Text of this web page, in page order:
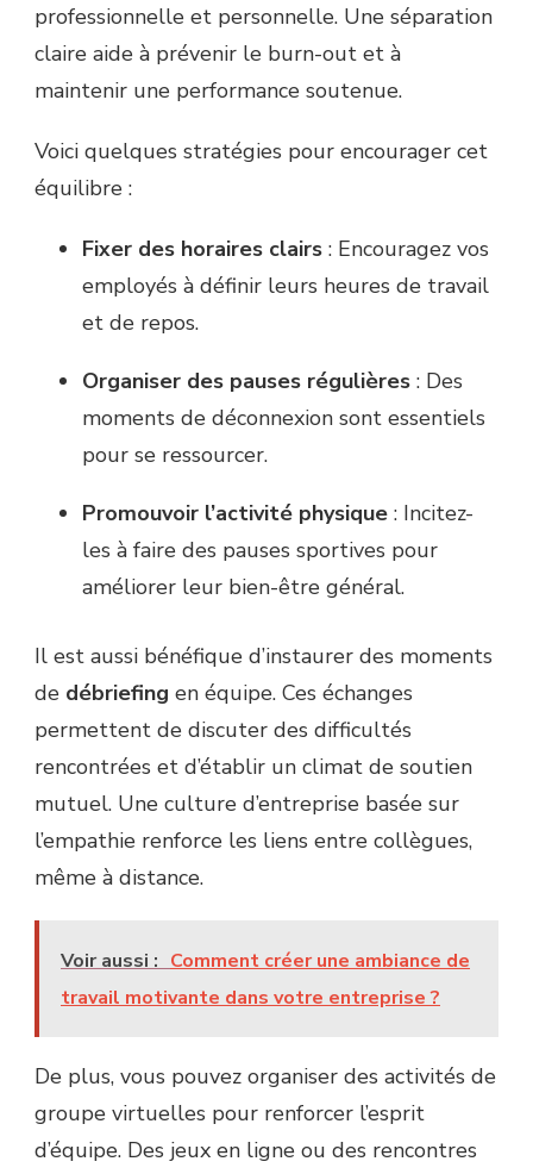
professionnelle et personnelle. Une séparation
claire aide à prévenir le burn-out et à
maintenir une performance soutenue.
Voici quelques stratégies pour encourager cet
équilibre :
Fixer des horaires clairs : Encouragez vos
employés à définir leurs heures de travail
et de repos.
Organiser des pauses régulières : Des
moments de déconnexion sont essentiels
pour se ressourcer.
Promouvoir l’activité physique : Incitez-
les à faire des pauses sportives pour
améliorer leur bien-être général.
Il est aussi bénéfique d’instaurer des moments
de débriefing en équipe. Ces échanges
permettent de discuter des difficultés
rencontrées et d’établir un climat de soutien
mutuel. Une culture d’entreprise basée sur
l’empathie renforce les liens entre collègues,
même à distance.
Voir aussi : Comment créer une ambiance de
travail motivante dans votre entreprise ?
De plus, vous pouvez organiser des activités de
groupe virtuelles pour renforcer l’esprit
d’équipe. Des jeux en ligne ou des rencontres